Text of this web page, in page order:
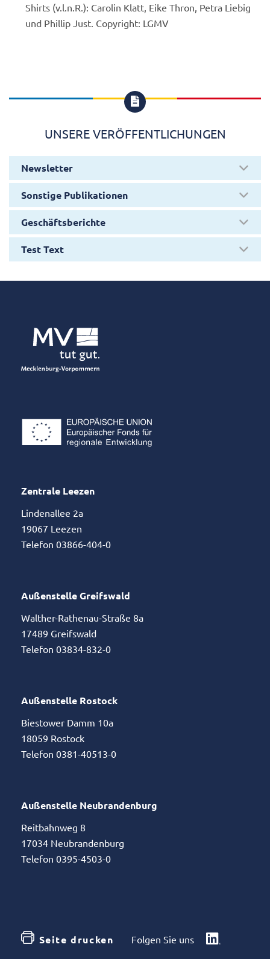
Shirts (v.l.n.R.): Carolin Klatt, Eike Thron, Petra Liebig
und Phillip Just. Copyright: LGMV

UNSERE VERÖFFENTLICHUNGEN
Newsletter
Sonstige Publikationen
Geschäftsberichte
Test Text
Zentrale Leezen
Lindenallee 2a
19067 Leezen
Telefon 03866-404-0
Außenstelle Greifswald
Walther-Rathenau-Straße 8a
17489 Greifswald
Telefon 03834-832-0
Außenstelle Rostock
Biestower Damm 10a
18059 Rostock
Telefon 0381-40513-0
Außenstelle Neubrandenburg
Reitbahnweg 8
17034 Neubrandenburg
Telefon 0395-4503-0
Seite drucken Folgen Sie uns